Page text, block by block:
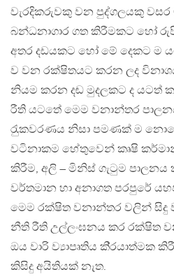
වැරදිකරුවකු වන පුද්ගලයකු
බන්ධනාගාර ගත කිරීමකට හෝ
අතර දඩයකට හෝ මේ දෙකට ම
ව වන රක්ෂිතයට කරන ලද
නියම කරන දඬ මුදලකට ද යටත්
රීති යටතේ මෙම වනාන්තර
රැුකවරණය නිසා පමණක් ම
වටිනාකම හේතුවෙන් කෘෂි
කිරීම, අලි – මිනිස් ගැටුම
වර්තමාන හා අනාගත පරපුරේ
මෙම රක්ෂිත වනාන්තර වලින් සිදු
නීති රීති උල්ලංඝනය කර රක්ෂිත
ඔය වාරි ව්‍යාපෘතිය කි‍්‍රයාත්මක
කිසිදු අයිතියක් නැත.